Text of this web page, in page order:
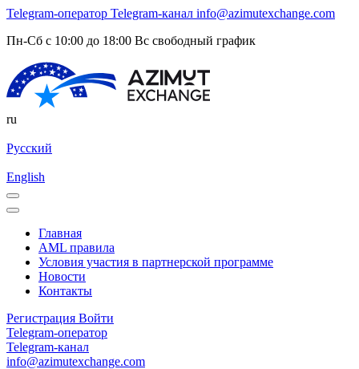
Telegram-оператор Telegram-канал info@azimutexchange.com
Пн-Сб с 10:00 до 18:00 Вс свободный график
ru
Русский
English
Главная
AML правила
Условия участия в партнерской программе
Новости
Контакты
Регистрация Войти
Telegram-оператор
Telegram-канал
info@azimutexchange.com